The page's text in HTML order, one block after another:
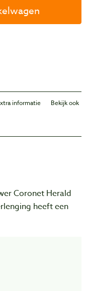
informatie Bekijk ook
Coronet Herald
heeft een